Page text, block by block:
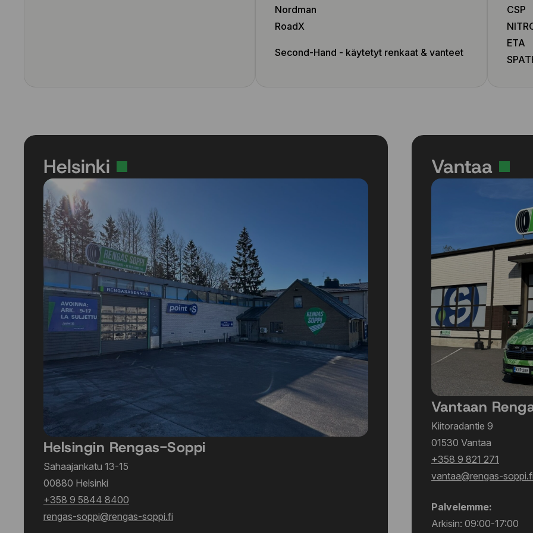
Nordman
RoadX
Second-Hand - käytetyt renkaat & vanteet
CSP
ETA
Helsinki
Helsingin Rengas-Soppi
Sahaajankatu 13-15
00880 Helsinki
+358 9 5844 8400
rengas-soppi@rengas-soppi.fi
Vantaa
Vantaan
Kiitoradantie 9
01530 Vantaa
+358 9 821 271
vantaa@rengas-
Palvelemme:
Arkisin: 09:00-17:00